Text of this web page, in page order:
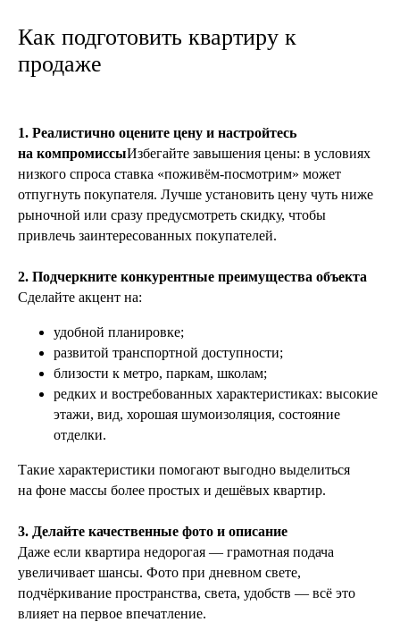
Как подготовить квартиру к
продаже
1. Реалистично оцените цену и настройтесь
на компромиссыИзбегайте завышения цены: в условиях
низкого спроса ставка «поживём-посмотрим» может
отпугнуть покупателя. Лучше установить цену чуть ниже
рыночной или сразу предусмотреть скидку, чтобы
привлечь заинтересованных покупателей.
2. Подчеркните конкурентные преимущества объекта
Сделайте акцент на:
удобной планировке;
развитой транспортной доступности;
близости к метро, паркам, школам;
редких и востребованных характеристиках: высокие
этажи, вид, хорошая шумоизоляция, состояние
отделки.
Такие характеристики помогают выгодно выделиться
на фоне массы более простых и дешёвых квартир.
3. Делайте качественные фото и описание
Даже если квартира недорогая — грамотная подача
увеличивает шансы. Фото при дневном свете,
подчёркивание пространства, света, удобств — всё это
влияет на первое впечатление.